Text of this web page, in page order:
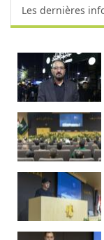
Les dernières